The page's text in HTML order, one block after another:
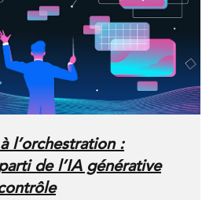
l’orchestration :
de l’IA générative